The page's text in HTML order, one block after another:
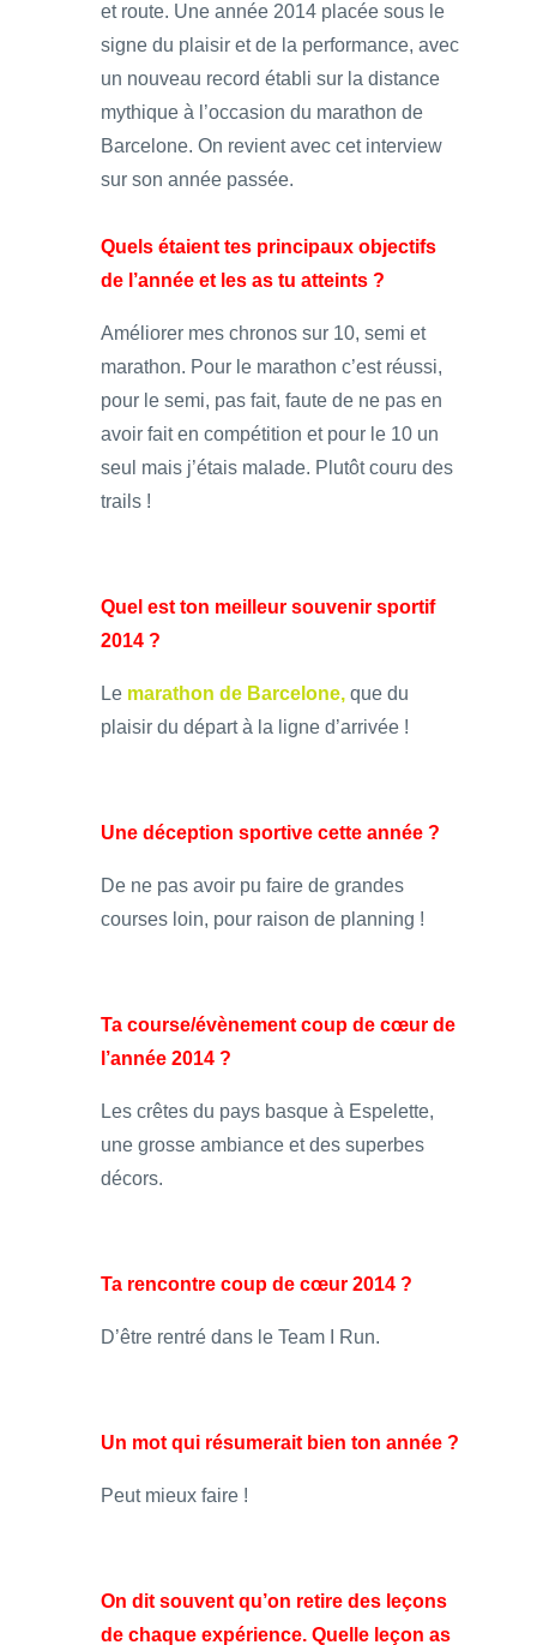
et route. Une année 2014 placée sous le
signe du plaisir et de la performance, avec
un nouveau record établi sur la distance
mythique à l’occasion du marathon de
Barcelone. On revient avec cet interview
sur son année passée.
Quels étaient tes principaux objectifs
de l’année et les as tu atteints ?
Améliorer mes chronos sur 10, semi et
marathon. Pour le marathon c’est réussi,
pour le semi, pas fait, faute de ne pas en
avoir fait en compétition et pour le 10 un
seul mais j’étais malade. Plutôt couru des
trails !
Quel est ton meilleur souvenir sportif
2014 ?
Le marathon de Barcelone, que du
plaisir du départ à la ligne d’arrivée !
Une déception sportive cette année ?
De ne pas avoir pu faire de grandes
courses loin, pour raison de planning !
Ta course/évènement coup de cœur de
l’année 2014 ?
Les crêtes du pays basque à Espelette,
une grosse ambiance et des superbes
décors.
Ta rencontre coup de cœur 2014 ?
D’être rentré dans le Team I Run.
Un mot qui résumerait bien ton année ?
Peut mieux faire !
On dit souvent qu’on retire des leçons
de chaque expérience. Quelle leçon as